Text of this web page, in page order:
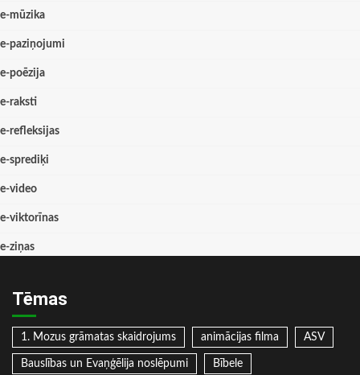
e-mūzika
e-paziņojumi
e-poēzija
e-raksti
e-refleksijas
e-sprediķi
e-video
e-viktorīnas
e-ziņas
Tēmas
1. Mozus grāmatas skaidrojums animācijas filma ASV
Bauslības un Evaņģēlija noslēpumi Bībele